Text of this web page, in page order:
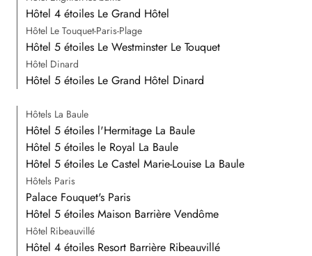
Hôtel 4 étoiles Le Grand Hôtel
Hôtel Le Touquet-Paris-Plage
Hôtel 5 étoiles Le Westminster Le Touquet
Hôtel Dinard
Hôtel 5 étoiles Le Grand Hôtel Dinard
Hôtels La Baule
Hôtel 5 étoiles l'Hermitage La Baule
Hôtel 5 étoiles le Royal La Baule
Hôtel 5 étoiles Le Castel Marie-Louise La Baule
Hôtels Paris
Palace Fouquet's Paris
Hôtel 5 étoiles Maison Barrière Vendôme
Hôtel Ribeauvillé
Hôtel 4 étoiles Resort Barrière Ribeauvillé